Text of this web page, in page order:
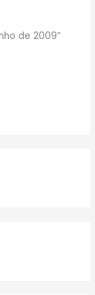
de 2009”